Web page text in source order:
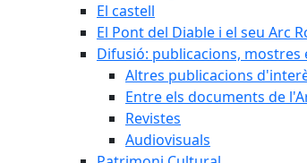
El castell
El Pont del Diable i el seu Arc
Difusió: publicacions,
Altres publicacions
Entre els documents de
Revistes
Audiovisuals